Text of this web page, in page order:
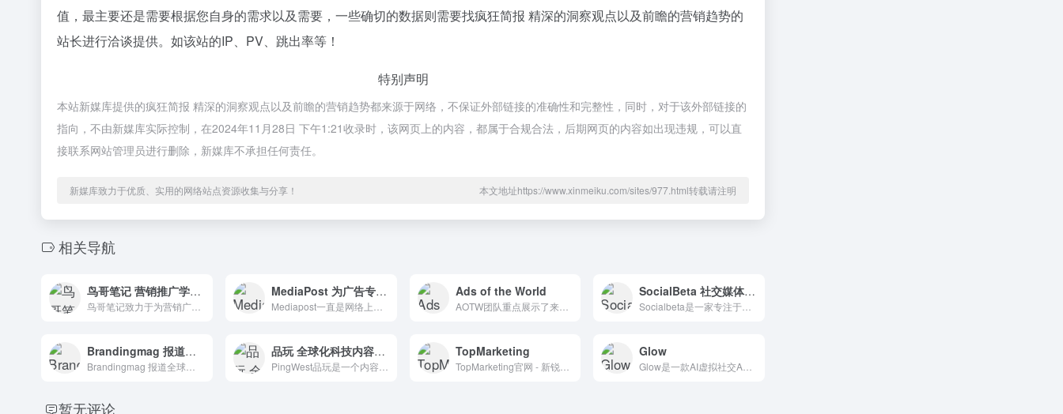
值，最主要还是需要根据您自身的需求以及需要，一些确切的数据则需要找疯狂简报 精深的洞察观点以及前瞻的营销趋势的
站长进行洽谈提供。如该站的IP、PV、跳出率等！
特别声明
本站新媒库提供的疯狂简报 精深的洞察观点以及前瞻的营销趋势都来源于网络，不保证外部链接的准确性和完整性，同时，对于该外部链接的
指向，不由新媒库实际控制，在2024年11月28日 下午1:21收录时，该网页上的内容，都属于合规合法，后期网页的内容如出现违规，可以直
接联系网站管理员进行删除，新媒库不承担任何责任。
新媒库致力于优质、实用的网络站点资源收集与分享！ 本文地址https://www.xinmeiku.com/sites/977.html转载请注明
相关导航
鸟哥笔记 营销推广学习交流平台 MediaPost 为广告专业人士提供完整的资源 Ads of the World
AOTW团队重点展示了来自世界各地的创意广告。
SocialBeta 社交媒体和数字营销内容平台
Brandingmag 报道全球思想领导力和品牌 品玩 全球化科技内容平台 TopMarketing
TopMarketing官网 - 新锐营销价值交流平台
Glow
暂无评论